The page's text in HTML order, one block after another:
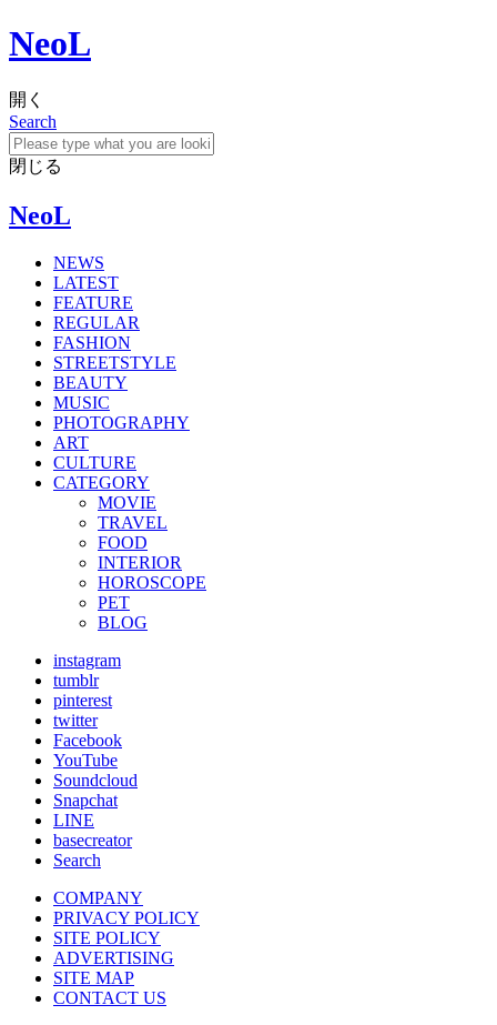
NeoL
開く
Search
閉じる
NeoL
NEWS
LATEST
FEATURE
REGULAR
FASHION
STREETSTYLE
BEAUTY
MUSIC
PHOTOGRAPHY
ART
CULTURE
CATEGORY
MOVIE
TRAVEL
FOOD
INTERIOR
HOROSCOPE
PET
BLOG
instagram
tumblr
pinterest
twitter
Facebook
YouTube
Soundcloud
Snapchat
LINE
basecreator
Search
COMPANY
PRIVACY POLICY
SITE POLICY
ADVERTISING
SITE MAP
CONTACT US